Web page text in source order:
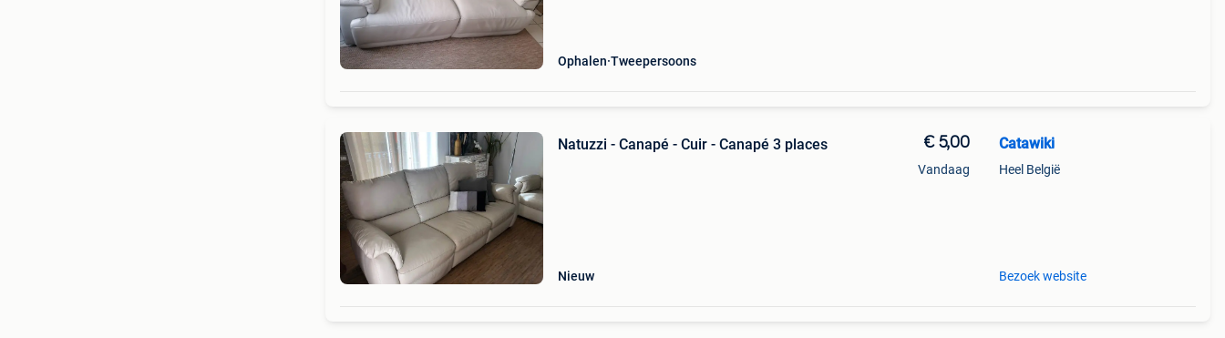
Ophalen Tweepersoons
Natuzzi - Canapé - Cuir - Canapé 3 places
Nieuw
€ 5,00
Vandaag
Catawiki
Heel België
Bezoek website